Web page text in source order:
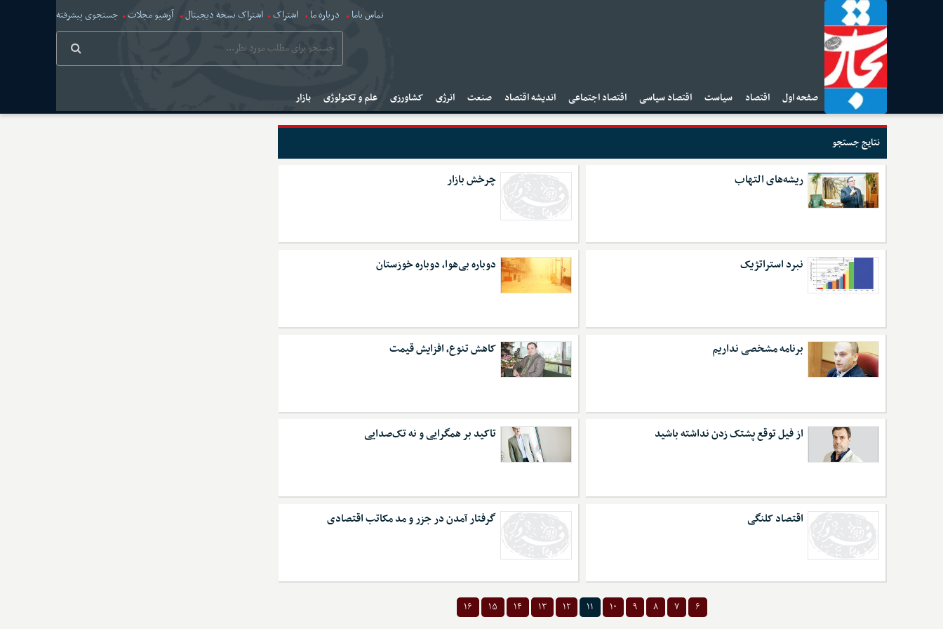
تماس باما درباره ما اشتراک اشتراک نسخه دیجیتال آرشیو مجلات جستجوی پیشرفته
صفحه اول اقتصاد سیاست اقتصاد سیاسی اقتصاد اجتماعی اندیشه اقتصاد صنعت انرژی کشاورزی علم و تکنولوژی بازار
نتایج جستجو
ریشه‌های التهاب چرخش بازار
نبرد استراتژیک دوباره بی‌هوا، دوباره خوزستان
برنامه مشخصی نداریم کاهش تنوع، افزایش قیمت
از فیل توقع پشتک زدن نداشته باشید تاکید بر همگرایی و نه تک‌صدایی
اقتصاد کلنگی گرفتار آمدن در جزر و مد مکاتب اقتصادی
۶ ۷ ۸ ۹ ۱۰ ۱۱ ۱۲ ۱۳ ۱۴ ۱۵ ۱۶